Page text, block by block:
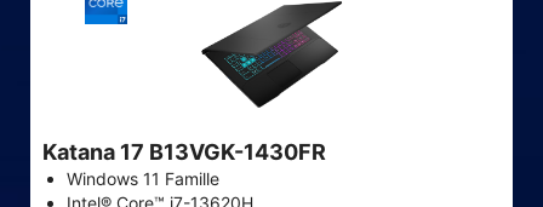
Katana 17 B13VGK-1430FR
Windows 11 Famille
Intel® Core™ i7-13620H